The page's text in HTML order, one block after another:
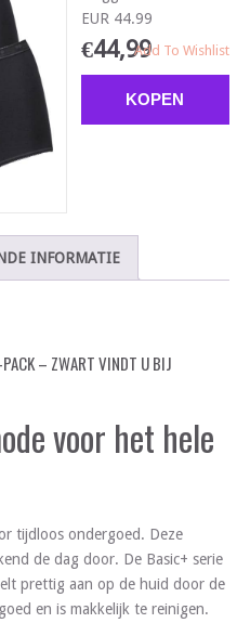
EUR 44.99
€44,99
KOPEN
Add To Wishlist
INFORMATIE
– ZWART VINDT U BIJ
voor het hele
tijdloos ondergoed. Deze
de dag door. De Basic+ serie
prettig aan op de huid door de
en is makkelijk te reinigen.